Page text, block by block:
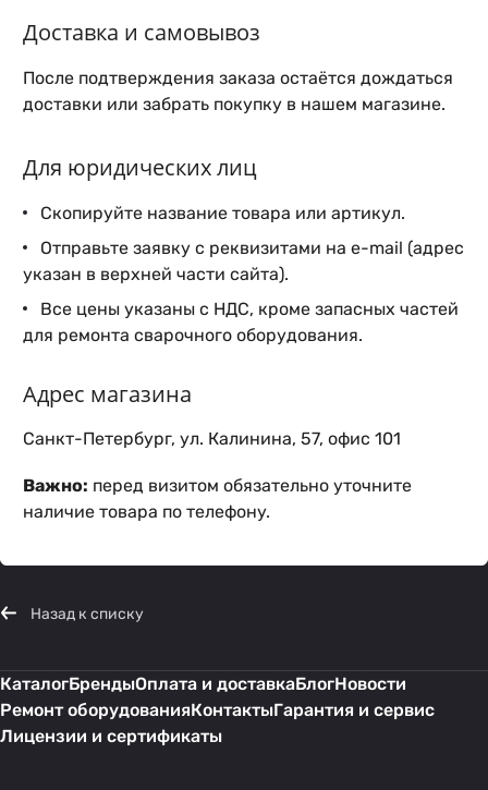
Доставка и самовывоз
После подтверждения заказа остаётся дождаться
доставки или забрать покупку в нашем магазине.
Для юридических лиц
Скопируйте название товара или артикул.
Отправьте заявку с реквизитами на e-mail (адрес
указан в верхней части сайта).
Все цены указаны с НДС, кроме запасных частей
для ремонта сварочного оборудования.
Адрес магазина
Санкт-Петербург, ул. Калинина, 57, офис 101
Важно: перед визитом обязательно уточните
наличие товара по телефону.
Назад к списку
КаталогБрендыОплата и доставкаБлогНовости
Ремонт оборудованияКонтактыГарантия и сервис
Лицензии и сертификаты